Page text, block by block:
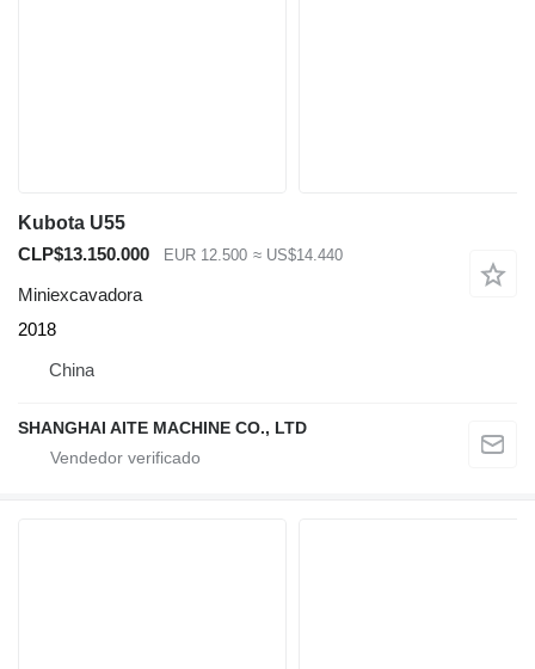
Kubota U55
CLP$13.150.000
EUR 12.500 ≈ US$14.440
Miniexcavadora
2018
China
SHANGHAI AITE MACHINE CO., LTD